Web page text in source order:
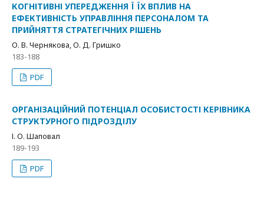
КОГНІТИВНІ УПЕРЕДЖЕННЯ Ї ЇХ ВПЛИВ НА
ЕФЕКТИВНІСТЬ УПРАВЛІННЯ ПЕРСОНАЛОМ ТА
ПРИЙНЯТТЯ СТРАТЕГІЧНИХ РІШЕНЬ
О. В. Чернякова, О. Д. Гришко
183-188
PDF
ОРГАНІЗАЦІЙНИЙ ПОТЕНЦІАЛ ОСОБИСТОСТІ КЕРІВНИКА
СТРУКТУРНОГО ПІДРОЗДІЛУ
І. О. Шаповал
189-193
PDF